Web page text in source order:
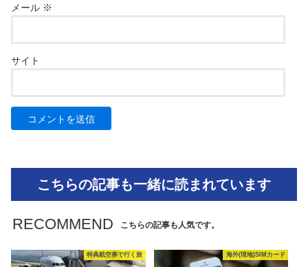
メール ※
サイト
こちらの記事も一緒に読まれています
RECOMMEND こちらの記事も人気です。
特典航空券で行く旅 海外(現地)SIMカード